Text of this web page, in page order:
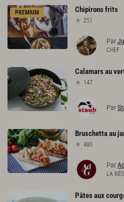
PREMIUM Chipironsfrits
251
Par
CHEF
Calamarsau
147
Par
Bruschettaau
480
Par
LA
Pâtesaux